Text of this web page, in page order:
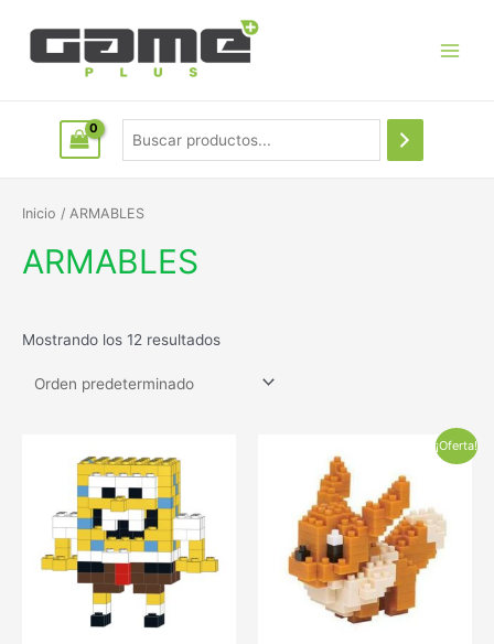
Inicio / ARMABLES
ARMABLES
Mostrando los 12 resultados
¡Oferta!